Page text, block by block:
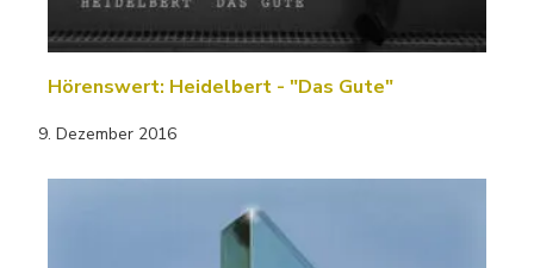
Hörenswert: Heidelbert - "Das Gute"
9. Dezember 2016